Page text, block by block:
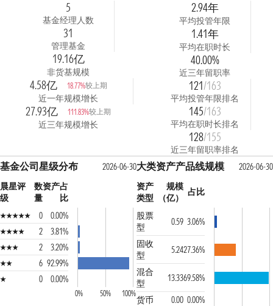
5
基金经理人数
31
管理基金
19.16亿
非货基规模
4.58亿 18.77%较上期
近一年规模增长
27.93亿 111.83%较上期
近三年规模增长
2.94年
平均投管年限
1.41年
平均在职时长
40.00%
近三年留职率
121/163
平均投管年限排名
145/163
平均在职时长排名
128/155
近三年留职率排名
基金公司星级分布
2026-06-30
晨星评
级
数
量
资产占
比
0
0.00%
2
3.81%
2
3.20%
6 92.99%
0
0.00%
0% 50% 100%
大类资产产品线规模
2026-06-30
资产
类型
规模
（亿）
占比
股票
型
0.59 3.06%
固收
型
5.2427.36%
混合
型
13.3369.58%
货币
0.00 0.00%